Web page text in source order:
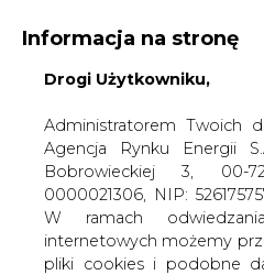
KONTAKT:
WYDAWCA PORTALU:
WYSOKI KONTRAST
Informacja na stronę
Drogi Użytkowniku,
Administratorem Twoich
Agencja Rynku Energii
Bobrowieckiej 3, 00-
0000021306, NIP:
W ramach
internetowych możemy
pliki cookies i podobne